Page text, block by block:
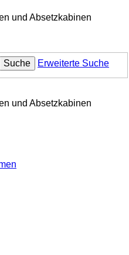
und Absetzkabinen
Suche Erweiterte Suche
und Absetzkabinen